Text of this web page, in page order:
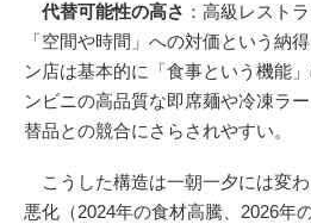
代替可能性の高さ ：高級レスト
「空間や時間」への対価という納
ン店は基本的に「食事という機能
ンビニの高品質な即席麺や冷凍ラ
替品との競合にさらされやすい。
こうした構造は一朝一夕には変
悪化（2024年の食材高騰、2026年